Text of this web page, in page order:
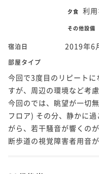
夕食 利
その他設備
宿泊日 2019年6
部屋タイプ
今回で3度目のリピート
すが、周辺の環境など考
今回のでは、眺望が一切
フロア) その分、静かに
がら、若干騒音が響くの
断歩道の視覚障害者用音